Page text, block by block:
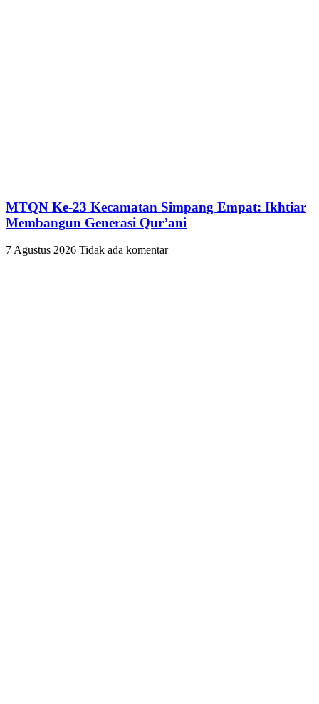
MTQN Ke-23 Kecamatan Simpang Empat: Ikhtiar
Membangun Generasi Qur’ani
7 Agustus 2026 Tidak ada komentar